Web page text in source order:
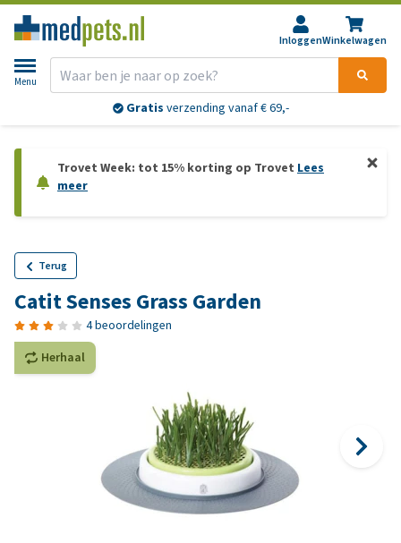
InloggenWinkelwagen
Menu
Gratis verzending vanaf € 69,-
Trovet Week: tot 15% korting op Trovet Lees
meer
Terug
Catit Senses Grass Garden
4 beoordelingen
Herhaal